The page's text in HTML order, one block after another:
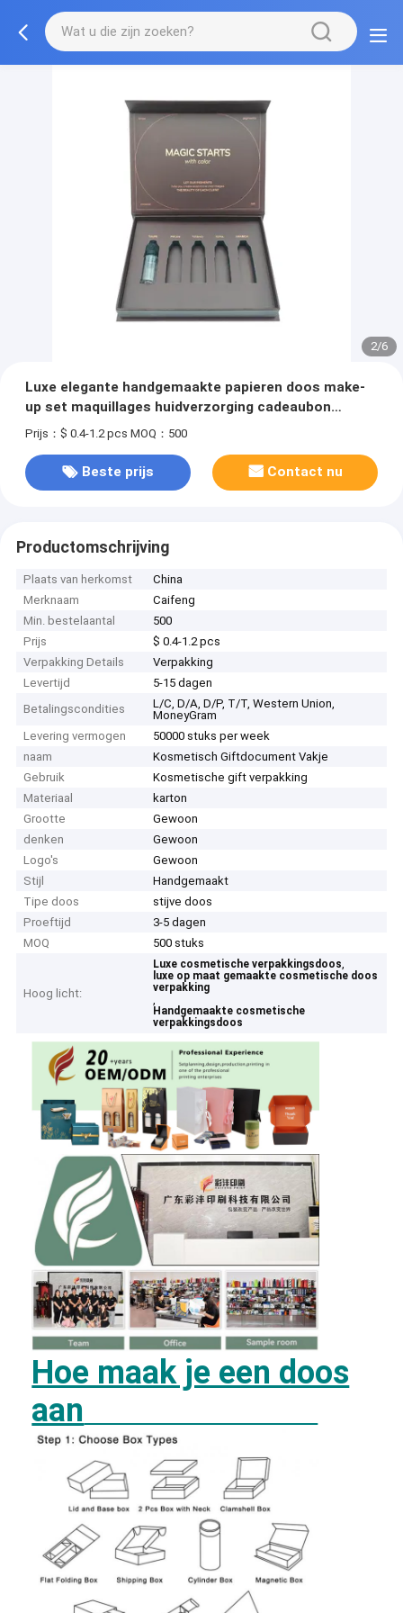
2/6
Luxe elegante handgemaakte papieren doos make-
up set maquillages huidverzorging cadeaubon
verpakking aangepaste dozen met logo verpakking
Prijs：$ 0.4-1.2 pcs MOQ：500
Beste prijs Contact nu
Productomschrijving
Plaats van herkomst
China
Merknaam
Caifeng
Min. bestelaantal
500
Prijs
$ 0.4-1.2 pcs
Verpakking Details
Verpakking
Levertijd
5-15 dagen
Betalingscondities
L/C, D/A, D/P, T/T, Western Union,
MoneyGram
Levering vermogen
50000 stuks per week
naam
Kosmetisch Giftdocument Vakje
Gebruik
Kosmetische gift verpakking
Materiaal
karton
Grootte
Gewoon
denken
Gewoon
Logo's
Gewoon
Stijl
Handgemaakt
Tipe doos
stijve doos
Proeftijd
3-5 dagen
MOQ
500 stuks
Hoog licht:
Luxe cosmetische verpakkingsdoos,
luxe op maat gemaakte cosmetische doos
verpakking
,
Handgemaakte cosmetische
verpakkingsdoos
Hoe maak je een doos
aan